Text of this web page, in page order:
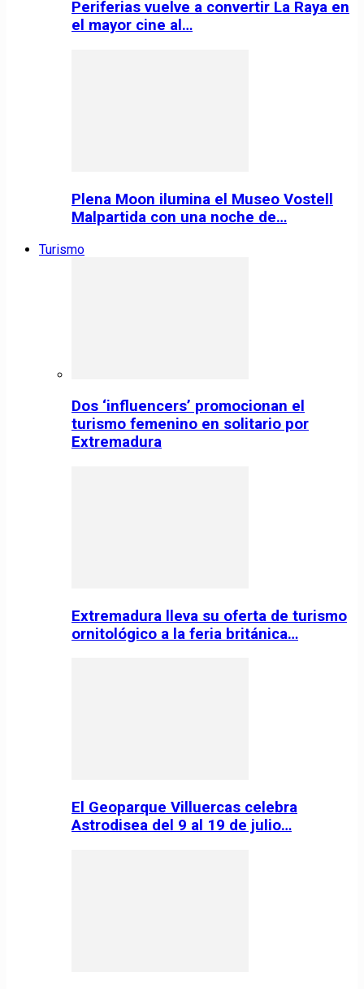
Periferias vuelve a convertir La Raya en
el mayor cine al…
Plena Moon ilumina el Museo Vostell
Malpartida con una noche de…
Turismo
Dos ‘influencers’ promocionan el
turismo femenino en solitario por
Extremadura
Extremadura lleva su oferta de turismo
ornitológico a la feria británica…
El Geoparque Villuercas celebra
Astrodisea del 9 al 19 de julio…